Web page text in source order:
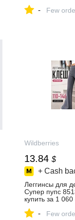
Wildberries
- Few
Wildberries
13.84 $
+ Cash
Леггинсы для
Супер пупс
купить за 1 060
Wildberries
- Few